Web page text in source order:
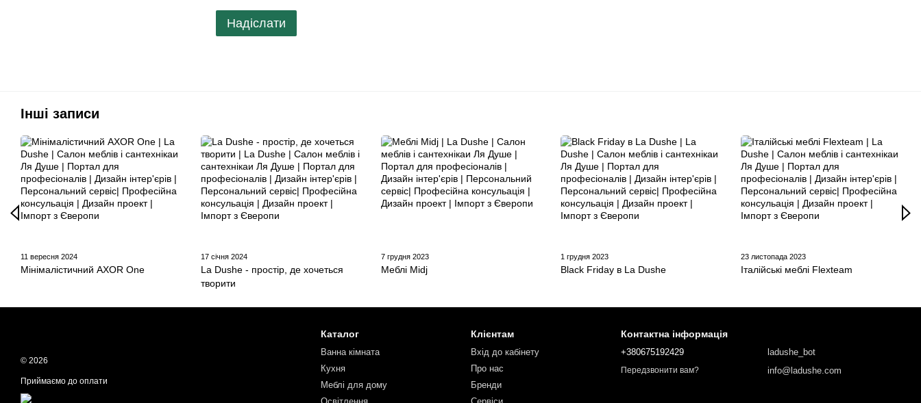
Надіслати
Інші записи
11 вересня 2024
Мінімалістичний AXOR One
17 січня 2024
La Dushe - простір, де хочеться
творити
7 грудня 2023
Меблі Midj
1 грудня 2023
Black Friday в La Dushe
23 листопада 2023
Італійські меблі Flexteam
© 2026
Приймаємо до оплати
Каталог
Ванна кімната
Кухня
Меблі для дому
Клієнтам
Вхід до кабінету
Про нас
Бренди
Контактна інформація
+380675192429
Передзвонити вам?
ladushe_bot
info@ladushe.com